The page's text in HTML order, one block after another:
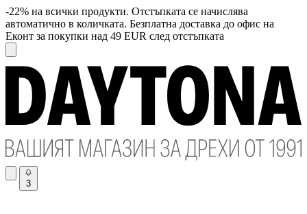
-22% на всички продукти. Отстъпката се начислява
автоматично в количката. Безплатна доставка до офис на
Еконт за покупки над 49 EUR след отстъпката
3